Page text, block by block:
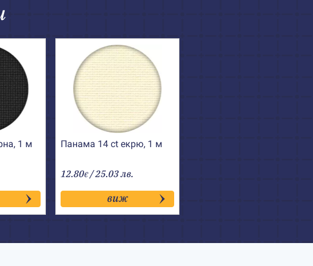
1 м Панама 14 ct екрю, 1 м
12.80€ / 25.03 лв.
виж